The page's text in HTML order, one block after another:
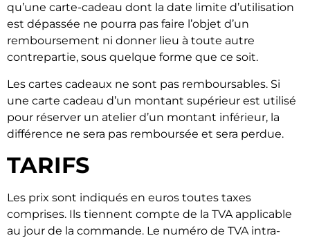
qu’une carte-cadeau dont la date limite d’utilisation
est dépassée ne pourra pas faire l’objet d’un
remboursement ni donner lieu à toute autre
contrepartie, sous quelque forme que ce soit.
Les cartes cadeaux ne sont pas remboursables. Si
une carte cadeau d’un montant supérieur est utilisé
pour réserver un atelier d’un montant inférieur, la
différence ne sera pas remboursée et sera perdue.
TARIFS
Les prix sont indiqués en euros toutes taxes
comprises. Ils tiennent compte de la TVA applicable
au jour de la commande. Le numéro de TVA intra-